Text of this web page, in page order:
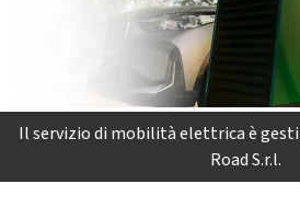
Il servizio di mobilità elettrica è
Road S.r.l.